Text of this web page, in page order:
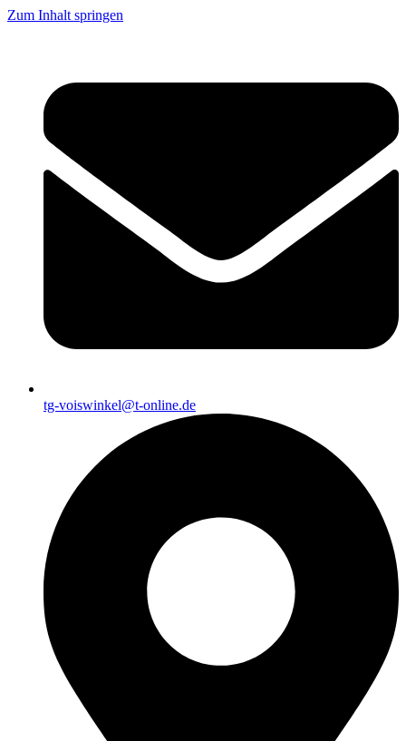
Zum Inhalt springen
tg-voiswinkel@t-online.de